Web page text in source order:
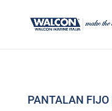
PANTALAN